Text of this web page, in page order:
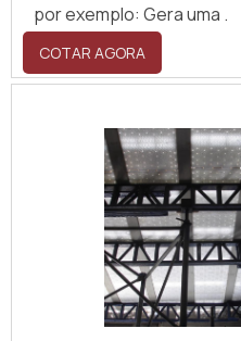
por exemplo: Gera uma .
COTAR AGORA